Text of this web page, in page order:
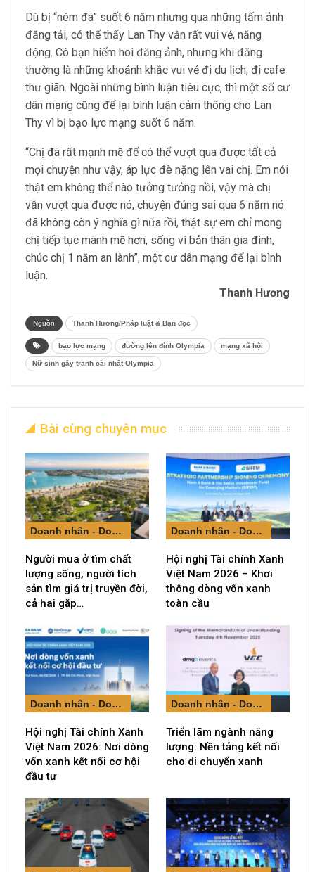
Dù bị “ném đá” suốt 6 năm nhưng qua những tấm ảnh
đăng tải, có thể thấy Lan Thy vẫn rất vui vẻ, năng
động. Cô bạn hiếm hoi đăng ảnh, nhưng khi đăng
thường là những khoảnh khắc vui vẻ đi du lịch, đi cafe
thư giãn. Ngoài những bình luận tiêu cực, thì một số cư
dân mạng cũng để lại bình luận cảm thông cho Lan
Thy vì bị bạo lực mạng suốt 6 năm.
“Chị đã rất mạnh mẽ để có thể vượt qua được tất cả
mọi chuyện như vậy, áp lực đè nặng lên vai chị. Em nói
thật em không thể nào tưởng tưởng nồi, vậy mà chị
vẫn vượt qua được nó, chuyện đúng sai qua 6 năm nó
đã không còn ý nghĩa gì nữa rồi, thật sự em chỉ mong
chị tiếp tục mãnh mẽ hơn, sống vì bản thân gia đình,
chúc chị 1 năm an lành”, một cư dân mạng để lại bình
luận.
Thanh Hương
Nguồn Thanh Hương/Pháp luật & Bạn đọc
bạo lực mạng đường lên đỉnh Olympia mạng xã hội
Nữ sinh gây tranh cãi nhất Olympia
Bài cùng chuyên mục
Doanh nhân - Doanh nghiệp
Người mua ở tìm chất
lượng sống, người tích
sản tìm giá trị truyền đời,
cả hai gặp…
Doanh nhân - Doanh nghiệp
Hội nghị Tài chính Xanh
Việt Nam 2026 – Khơi
thông dòng vốn xanh
toàn cầu
Doanh nhân - Doanh nghiệp
Hội nghị Tài chính Xanh
Việt Nam 2026: Nơi dòng
vốn xanh kết nối cơ hội
đầu tư
Doanh nhân - Doanh nghiệp
Triển lãm ngành năng
lượng: Nền tảng kết nối
cho di chuyển xanh